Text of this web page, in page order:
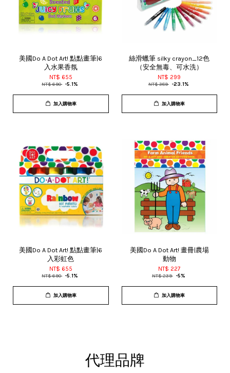
美國Do A Dot Art! 點點畫筆|6
入水果香氛
NT$ 655
NT$ 690 -5.1%
加入購物車
絲滑蠟筆 silky crayon_12色
（安全無毒、可水洗）
NT$ 299
NT$ 389 -23.1%
加入購物車
美國Do A Dot Art! 點點畫筆|6
入彩虹色
NT$ 655
NT$ 690 -5.1%
加入購物車
美國Do A Dot Art! 畫冊|農場
動物
NT$ 227
NT$ 239 -5%
加入購物車
代理品牌